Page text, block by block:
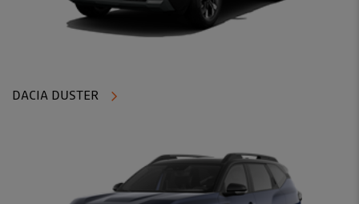
DACIA DUSTER